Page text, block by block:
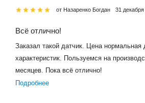
от Назаренко Богдан 31
Всё отлично!
Заказал такой датчик. Цена нормальная
характеристик. Пользуемся на
месяцев. Пока всё отлично!
Подробнее